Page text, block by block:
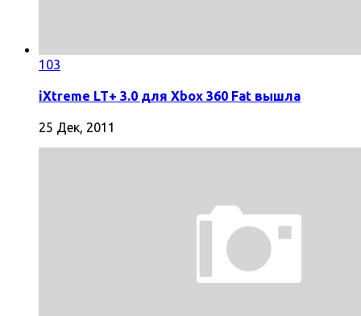
103
iXtreme LT+ 3.0 для Xbox 360 Fat вышла
25 Дек, 2011